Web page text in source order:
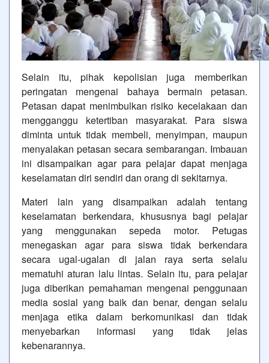
Selain itu, pihak kepolisian juga memberikan
peringatan mengenai bahaya bermain petasan.
Petasan dapat menimbulkan risiko kecelakaan dan
mengganggu ketertiban masyarakat. Para siswa
diminta untuk tidak membeli, menyimpan, maupun
menyalakan petasan secara sembarangan. Imbauan
ini disampaikan agar para pelajar dapat menjaga
keselamatan diri sendiri dan orang di sekitarnya.
Materi lain yang disampaikan adalah tentang
keselamatan berkendara, khususnya bagi pelajar
yang menggunakan sepeda motor. Petugas
menegaskan agar para siswa tidak berkendara
secara ugal-ugalan di jalan raya serta selalu
mematuhi aturan lalu lintas. Selain itu, para pelajar
juga diberikan pemahaman mengenai penggunaan
media sosial yang baik dan benar, dengan selalu
menjaga etika dalam berkomunikasi dan tidak
menyebarkan informasi yang tidak jelas
kebenarannya.